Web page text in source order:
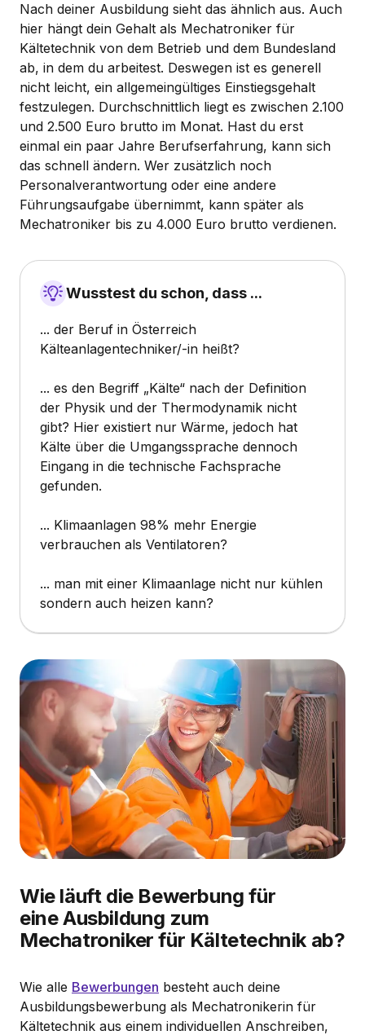
Nach deiner Ausbildung sieht das ähnlich aus. Auch
hier hängt dein Gehalt als Mechatroniker für
Kältetechnik von dem Betrieb und dem Bundesland
ab, in dem du arbeitest. Deswegen ist es generell
nicht leicht, ein allgemeingültiges Einstiegsgehalt
festzulegen. Durchschnittlich liegt es zwischen 2.100
und 2.500 Euro brutto im Monat. Hast du erst
einmal ein paar Jahre Berufserfahrung, kann sich
das schnell ändern. Wer zusätzlich noch
Personalverantwortung oder eine andere
Führungsaufgabe übernimmt, kann später als
Mechatroniker bis zu 4.000 Euro brutto verdienen.
Wusstest du schon, dass ...
... der Beruf in Österreich
Kälteanlagentechniker/-in heißt?
... es den Begriff „Kälte“ nach der Definition
der Physik und der Thermodynamik nicht
gibt? Hier existiert nur Wärme, jedoch hat
Kälte über die Umgangssprache dennoch
Eingang in die technische Fachsprache
gefunden.
... Klimaanlagen 98% mehr Energie
verbrauchen als Ventilatoren?
... man mit einer Klimaanlage nicht nur kühlen
sondern auch heizen kann?
Wie läuft die Bewerbung für
eine Ausbildung zum
Mechatroniker für Kältetechnik ab?
Wie alle Bewerbungen besteht auch deine
Ausbildungsbewerbung als Mechatronikerin für
Kältetechnik aus einem individuellen Anschreiben,